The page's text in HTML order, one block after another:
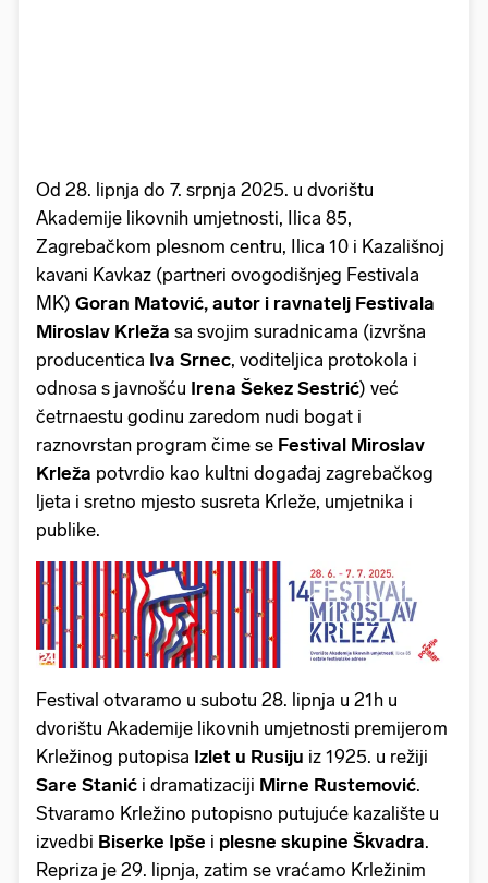
Od 28. lipnja do 7. srpnja 2025. u dvorištu
Akademije likovnih umjetnosti, Ilica 85,
Zagrebačkom plesnom centru, Ilica 10 i Kazališnoj
kavani Kavkaz (partneri ovogodišnjeg Festivala
MK) Goran Matović, autor i ravnatelj Festivala
Miroslav Krleža sa svojim suradnicama (izvršna
producentica Iva Srnec, voditeljica protokola i
odnosa s javnošću Irena Šekez Sestrić) već
četrnaestu godinu zaredom nudi bogat i
raznovrstan program čime se Festival Miroslav
Krleža potvrdio kao kultni događaj zagrebačkog
ljeta i sretno mjesto susreta Krleže, umjetnika i
publike.
Festival otvaramo u subotu 28. lipnja u 21h u
dvorištu Akademije likovnih umjetnosti premijerom
Krležinog putopisa Izlet u Rusiju iz 1925. u režiji
Sare Stanić i dramatizaciji Mirne Rustemović.
Stvaramo Krležino putopisno putujuće kazalište u
izvedbi Biserke Ipše i plesne skupine Škvadra.
Repriza je 29. lipnja, zatim se vraćamo Krležinim